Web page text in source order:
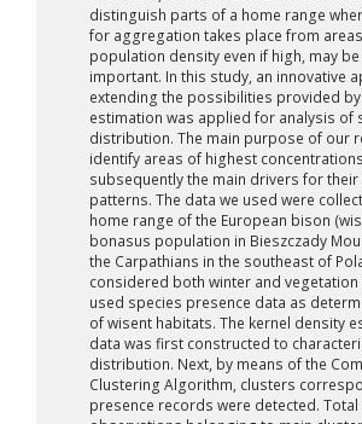
distinguish parts of a home range
for aggregation takes place from
population density even if high, may
important. In this study, an innovative
extending the possibilities provided
estimation was applied for analysis of
distribution. The main purpose of our
identify areas of highest
subsequently the main drivers for
patterns. The data we used were
home range of the European bison
bonasus population in Bieszczady
the Carpathians in the southeast of
considered both winter and
used species presence data as
of wisent habitats. The kernel density
data was first constructed to
distribution. Next, by means of the
Clustering Algorithm, clusters
presence records were detected.